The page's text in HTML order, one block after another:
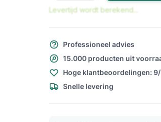
Levertijd wordt berekend...
Professioneel advies
15.000 producten uit
Hoge klantbeoordelingen:
Snelle levering